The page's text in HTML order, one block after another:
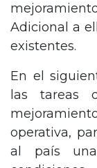
Adicional a
existentes.
En el
las tareas
operativa,
al país